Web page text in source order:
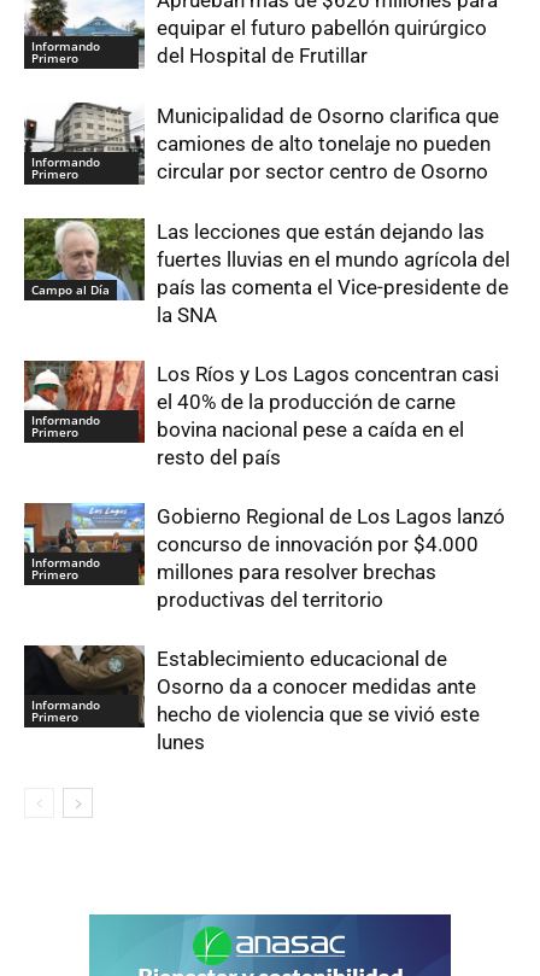
Informando
Primero
equipar el futuro pabellón quirúrgico
del Hospital de Frutillar
Informando
Primero
Municipalidad de Osorno clarifica que
camiones de alto tonelaje no pueden
circular por sector centro de Osorno
Campo al Día
Las lecciones que están dejando las
fuertes lluvias en el mundo agrícola del
país las comenta el Vice-presidente de
la SNA
Informando
Primero
Los Ríos y Los Lagos concentran casi
el 40% de la producción de carne
bovina nacional pese a caída en el
resto del país
Informando
Primero
Gobierno Regional de Los Lagos lanzó
concurso de innovación por $4.000
millones para resolver brechas
productivas del territorio
Informando
Primero
Establecimiento educacional de
Osorno da a conocer medidas ante
hecho de violencia que se vivió este
lunes